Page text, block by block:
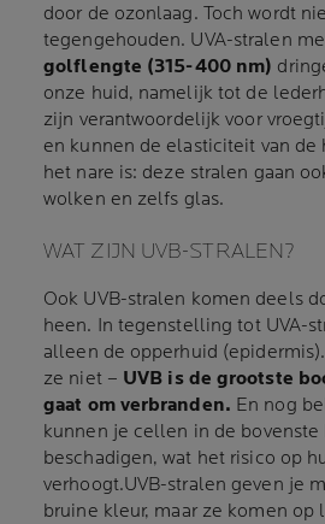
door de ozonlaag. Toch wordt
tegengehouden. UVA-stralen
golflengte (315-400 nm)
onze huid, namelijk tot de
zijn verantwoordelijk voor
en kunnen de elasticiteit van de
het nare is: deze stralen gaan
wolken en zelfs glas.
WAT ZIJN UVB-STRALEN?
Ook UVB-stralen komen deels
heen. In tegenstelling tot UVA-
alleen de opperhuid
ze niet – UVB is de grootste
gaat om verbranden. En nog
kunnen je cellen in de bovenste
beschadigen, wat het risico op
verhoogt.UVB-stralen geven je
bruine kleur, maar ze komen